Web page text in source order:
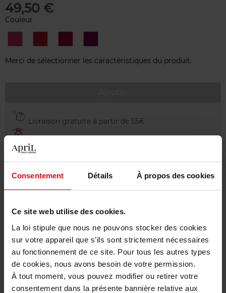
Consentement Détails À propos des cookies
Ce site web utilise des cookies.
La loi stipule que nous ne pouvons stocker des cookies
sur votre appareil que s’ils sont strictement nécessaires
au fonctionnement de ce site. Pour tous les autres types
de cookies, nous avons besoin de votre permission.
À tout moment, vous pouvez modifier ou retirer votre
consentement dans la présente bannière relative aux
49,50 €
Couleur
VIBRANT
PINK
FRESH
RED
DEEP POURPRE
Merci de sélectionner les caractéristiques du produit.
Livraison gratuite à partir de 55€
Emballage cadeau offert
Description
Conseil d'utilisation
Caractéristiques